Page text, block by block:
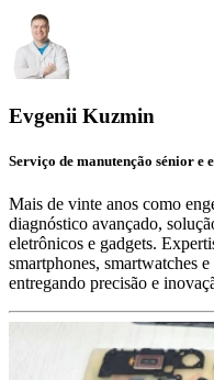
Evgenii Kuzmin
Serviço de manutenção sénior e
Mais de vinte anos como
diagnóstico avançado,
eletrônicos e gadgets.
smartphones, smartwatches
entregando precisão e